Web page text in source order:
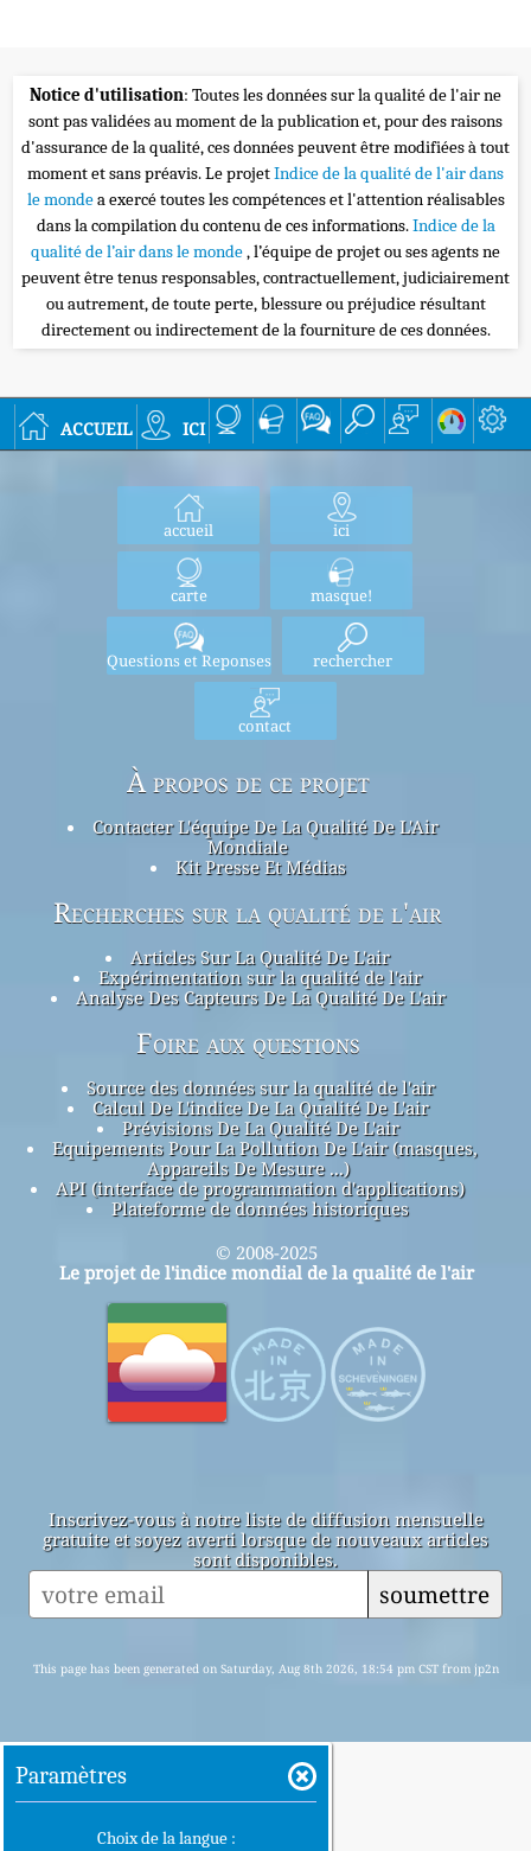
Notice d'utilisation: Toutes les données sur la qualité de l'air ne
sont pas validées au moment de la publication et, pour des raisons
d'assurance de la qualité, ces données peuvent être modifiées à tout
moment et sans préavis. Le projetIndice de la qualité de l'air dans
le mondea exercé toutes les compétences et l'attention réalisables
dans la compilation du contenu de ces informations.Indice de la
qualité de l’air dans le monde, l’équipe de projet ou ses agents ne
peuvent être tenus responsables, contractuellement, judiciairement
ou autrement, de toute perte, blessure ou préjudice résultant
directement ou indirectement de la fourniture de ces données.
accueil ici
accueil ici
carte masque!
Questions et Reponses rechercher
contact
À propos de ce projet
Contacter L'équipe De La Qualité De L'Air
Mondiale
Kit Presse Et Médias
Recherches sur la qualité de l'air
Articles Sur La Qualité De L'air
Expérimentation sur la qualité de l'air
Analyse Des Capteurs De La Qualité De L'air
Foire aux questions
Source des données sur la qualité de l'air
Calcul De L'indice De La Qualité De L'air
Prévisions De La Qualité De L'air
Equipements Pour La Pollution De L'air (masques,
Appareils De Mesure ...)
API (interface de programmation d'applications)
Plateforme de données historiques
© 2008-2025
Le projet de l'indice mondial de la qualité de l'air
Inscrivez-vous à notre liste de diffusion mensuelle
gratuite et soyez averti lorsque de nouveaux articles
sont disponibles.
soumettre
This page has been generated on Saturday, Aug 8th 2026, 18:54 pm CST from jp2n
Paramètres
Choix de la langue :